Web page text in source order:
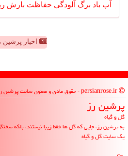
آب باد برگ آلودگی حفاظت بارش
اخبار پرشین
پرشین رز
گل و گیاه
به پرشین رز، جایی که گل ها فقط زیبا نیستند، بلکه
یک سایت گل و گیاه